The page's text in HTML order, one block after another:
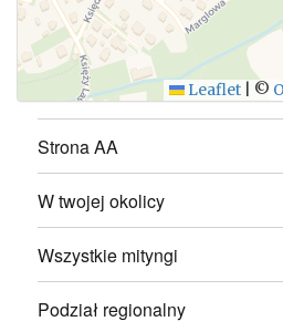
WYŚLIJ
Leaflet ©
Strona AA
W twojej okolicy
Wszystkie mityngi
Podział regionalny